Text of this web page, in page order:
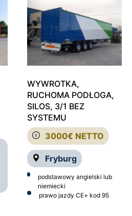
3000€ NETTO
Fryburg
WYWROTKA,
RUCHOMA PODŁOGA,
SILOS, 3/1 BEZ
SYSTEMU
podstawowy angielski lub
niemiecki
prawo jazdy CE+ kod 95